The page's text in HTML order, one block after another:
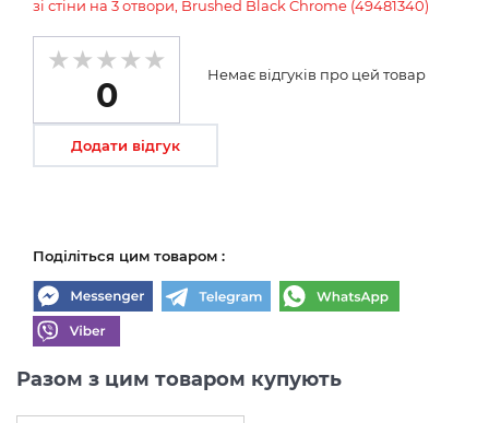
зі стіни на 3 отвори, Brushed Black Chrome (49481340)
0
Немає відгуків про цей товар
Додати відгук
Поділіться цим товаром :
Разом з цим товаром купують